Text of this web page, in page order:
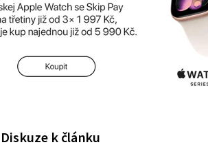
Diskuze k článku